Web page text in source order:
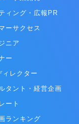
ィング・広報PR
ーサクセス
ニア
ー
ィレクター
タント・経営企画
ート
ランキング